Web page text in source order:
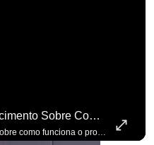
Zema Demonstra Desconhecimento Sobre Como Funciona O Processo De Mudança Das Leis. #OAntagonista